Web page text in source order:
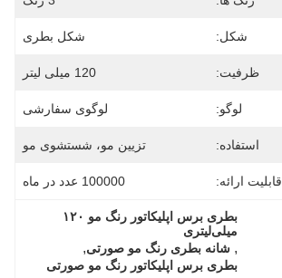
شکل: شکل بطری
ظرفیت: 120 میلی لیتر
لوگو: لوگوی سفارشی
استفاده: تزیین مو، شستشوی مو
قابلیت ارائه: 100000 عدد در ماه
میلی‌لیتری
, شانه بطری رنگ مو صورتی,
بطری برس اپلیکاتور رنگ مو صورتی